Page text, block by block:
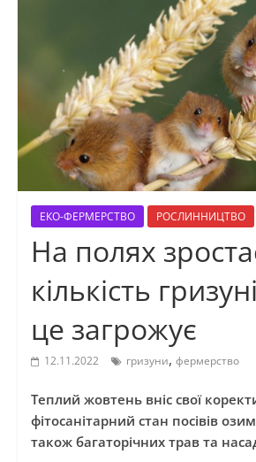
ЕКО-ФЕРМЕРСТВО РОСЛИННИЦТВО
На полях
кількість
це загрожує
12.11.2022 гризуни, фермерство
Теплий жовтень вніс свої
фітосанітарний стан посівів
також багаторічних трав та